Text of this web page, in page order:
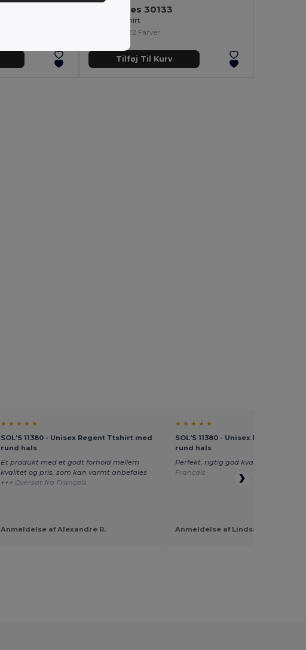
TH Clothes 30133
Herre poloshirt
+22 Farver
Tilføj Til Kurv
★ ★ ★ ★ ★
SOL'S 11380 - Unisex Regent Ttshirt med
rund hals
Et produkt med et godt forhold mellem
kvalitet og pris, som kan varmt anbefales
+++ Oversat fra Français
Anmeldelse af Alexandre R.
★ ★ ★ ★ ★
SOL'S 11380 - Unisex Regent
rund hals
Perfekt, rigtig god kvalitet
Français
Anmeldelse af Lindsay R.